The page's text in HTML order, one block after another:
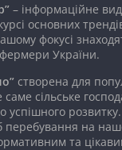
– інформаційне
основних
фокусі
фермери України.
створена для
сільське
успішного
перебування на
та